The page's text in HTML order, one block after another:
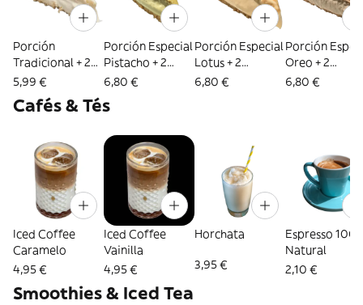
Porción
Tradicional + 2
Toppings
5,99 €
Porción Especial
Pistacho + 2
Toppings
6,80 €
Porción Especial
Lotus + 2
Toppings
6,80 €
Porción
Oreo + 2
Toppings
6,80 €
Cafés & Tés
Iced Coffee
Caramelo
4,95 €
Iced Coffee
Vainilla
4,95 €
Horchata
3,95 €
Espresso
Natural
2,10 €
Smoothies & Iced Tea